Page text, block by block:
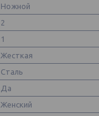
Ножной
2
1
Жесткая
Сталь
Да
Женский